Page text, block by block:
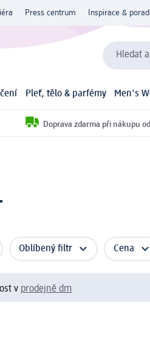
Press centrum Inspirace &
Hledat
Pleť, tělo & parfémy Men's
Doprava zdarma při nákupu
Oblíbený filtr Cena
v prodejně dm